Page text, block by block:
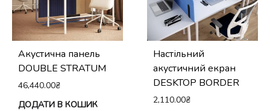
Акустична панель
DOUBLE STRATUM
46,440.00₴
ДОДАТИ В КОШИК
Настільний
акустичний екран
DESKTOP BORDER
2,110.00₴